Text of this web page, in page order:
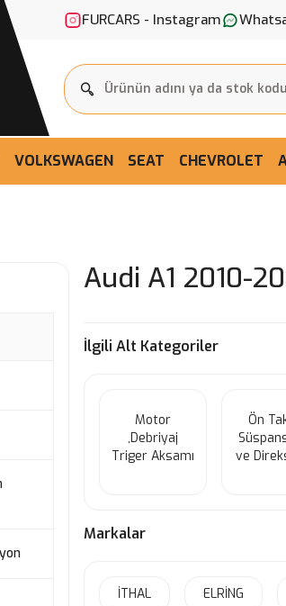
FURCARS - Instagram
VOLKSWAGEN SEAT CHEVROLET
Audi A1 2010-
İlgili Alt Kategoriler
Motor
,Debriyaj
Triger Aksamı
Ön
ve
Markalar
İTHAL ELRİNG